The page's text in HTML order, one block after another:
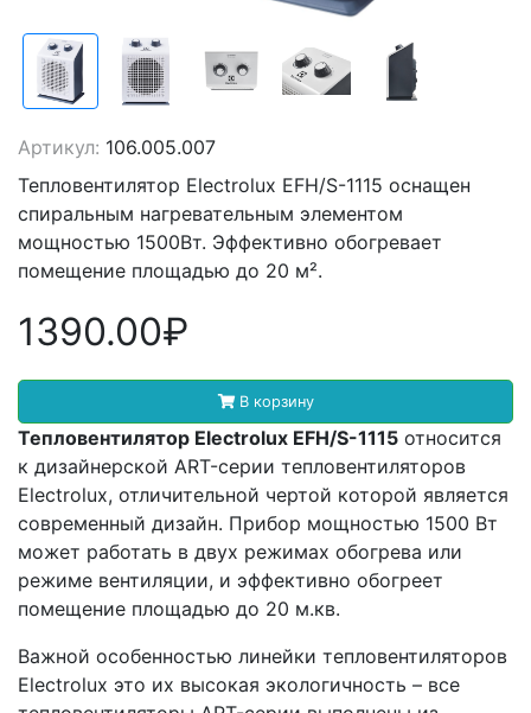
Артикул: 106.005.007
Тепловентилятор Electrolux EFH/S-1115 оснащен
спиральным нагревательным элементом
мощностью 1500Вт. Эффективно обогревает
помещение площадью до 20 м².
1390.00₽
В корзину
Тепловентилятор Electrolux EFH/S-1115 относится
к дизайнерской ART-серии тепловентиляторов
Electrolux, отличительной чертой которой является
современный дизайн. Прибор мощностью 1500 Вт
может работать в двух режимах обогрева или
режиме вентиляции, и эффективно обогреет
помещение площадью до 20 м.кв.
Важной особенностью линейки тепловентиляторов
Electrolux это их высокая экологичность – все